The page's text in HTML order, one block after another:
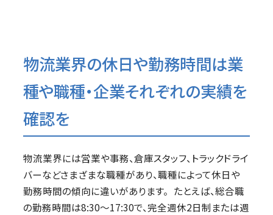
物流業界の休日や勤務時間は業
種や職種・企業それぞれの実績を
確認を
物流業界には営業や事務、倉庫スタッフ、トラックドライ
バーなどさまざまな職種があり、職種によって休日や
勤務時間の傾向に違いがあります。 たとえば、総合職
の勤務時間は8:30〜17:30で、完全週休2日制または週